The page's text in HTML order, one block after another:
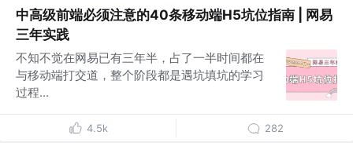
中高级前端必须注意的40条移动端H5坑位指南 | 网易
三年实践
不知不觉在网易已有三年半，占了一半时间都在
与移动端打交道，整个阶段都是遇坑填坑的学习
过程...
4.5k 282